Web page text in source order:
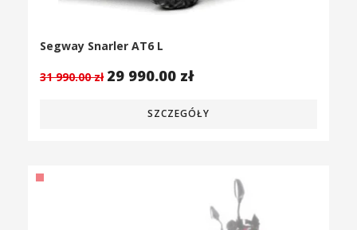
Segway Snarler AT6 L
31 990.00zł 29 990.00 zł
SZCZEGÓŁY